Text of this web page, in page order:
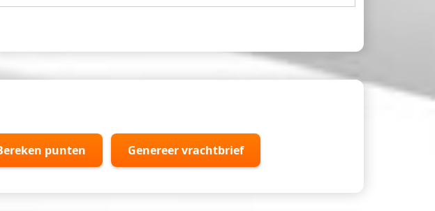
punten
Genereer vrachtbrief